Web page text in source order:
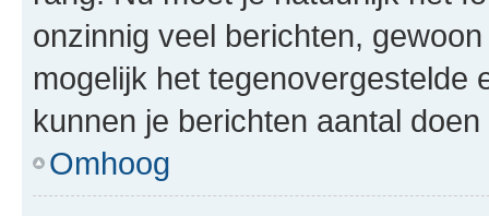
onzinnig veel berichten,
mogelijk het tegenovergestelde
kunnen je berichten aantal doen
Omhoog